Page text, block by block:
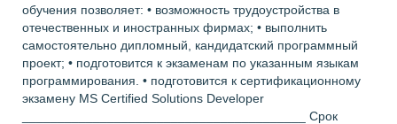
обучения позволяет: • возможность трудоустройства в
отечественных и иностранных фирмах; • выполнить
самостоятельно дипломный, кандидатский программный
проект; • подготовится к экзаменам по указанным языкам
программирования. • подготовится к сертификационному
экзамену MS Certified Solutions Developer
________________________________________ Срок